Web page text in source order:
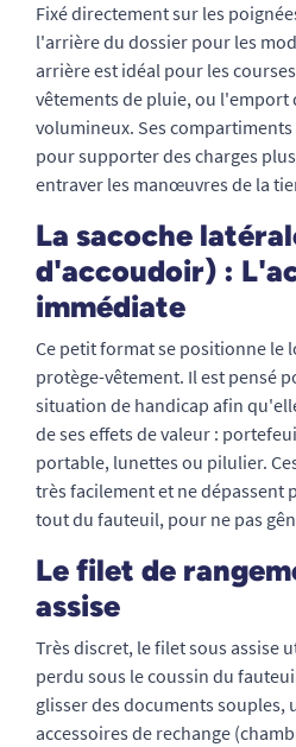
Fixé directement sur les
l'arrière du dossier pour les
arrière est idéal pour les
vêtements de pluie, ou
volumineux. Ses
pour supporter des charges
entraver les manœuvres de la
La sacoche
d'accoudoir) :
immédiate
Ce petit format se positionne le
protège-vêtement. Il est pensé
situation de handicap afin
de ses effets de valeur :
portable, lunettes ou pilulier.
très facilement et ne dépassent
tout du fauteuil, pour ne pas
Le filet de
assise
Très discret, le filet sous assise
perdu sous le coussin du
glisser des documents souples,
accessoires de rechange